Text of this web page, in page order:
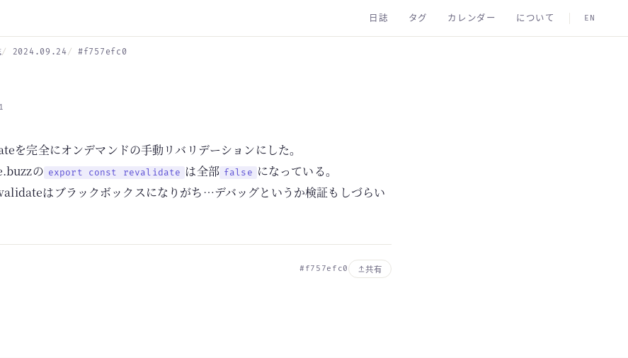
日誌 タグ カレンダー について EN
2024.09.24 #f757efc0
を完全にオンデマンドの手動リバリデーションにした。
の export const revalidate は全部 false になっている。
はブラックボックスになりがち…デバッグというか検証もしづらい
#f757efc0 共有